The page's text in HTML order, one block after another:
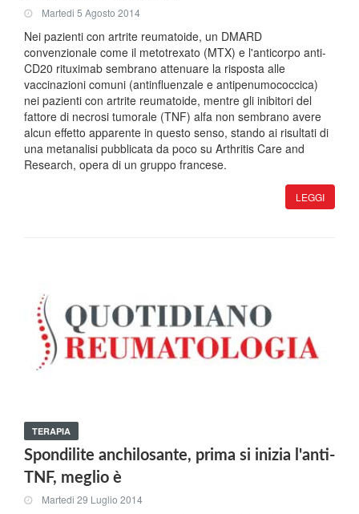
Martedi 5 Agosto 2014
Nei pazienti con artrite reumatoide, un DMARD
convenzionale come il metotrexato (MTX) e l'anticorpo anti-
CD20 rituximab sembrano attenuare la risposta alle
vaccinazioni comuni (antinfluenzale e antipenumococcica)
nei pazienti con artrite reumatoide, mentre gli inibitori del
fattore di necrosi tumorale (TNF) alfa non sembrano avere
alcun effetto apparente in questo senso, stando ai risultati di
una metanalisi pubblicata da poco su Arthritis Care and
Research, opera di un gruppo francese.
LEGGI
TERAPIA
Spondilite anchilosante, prima si inizia l'anti-
TNF, meglio è
Martedi 29 Luglio 2014